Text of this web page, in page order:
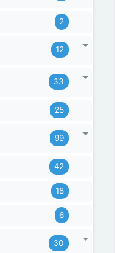
2
12
33
25
99
42
18
6
30